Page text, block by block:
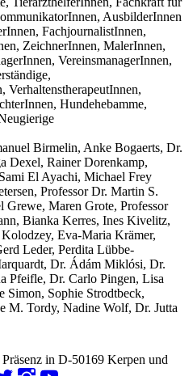
AusbilderInnen
FachjournalistInnen,
ZeichnerInnen, MalerInnen,
VereinsmanagerInnen,
VerhaltenstherapeutInnen,
Hundehebamme,
Birmelin, Anke Bogaerts, Dr.
Dexel, Rainer Dorenkamp,
El Ayachi, Michael Frey
Professor Dr. Martin S.
Grewe, Maren Grote, Professor
Bianka Kerres, Ines Kivelitz,
Eva-Maria Krämer,
Leder, Perdita Lübbe-
Dr. Ádám Miklósi, Dr.
Pfeifle, Dr. Carlo Pingen, Lisa
Simon, Sophie Strodtbeck,
M. Tordy, Nadine Wolf, Dr. Jutta
Präsenz in D-50169 Kerpen und